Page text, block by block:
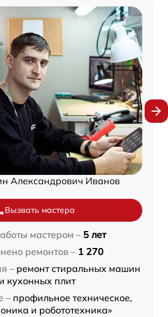
Александрович Иванов
Вызвать мастера
мастером – 5 лет
ремонтов – 1 270
– ремонт стиральных машин
и кухонных плит
– профильное техническое,
и робототехника»